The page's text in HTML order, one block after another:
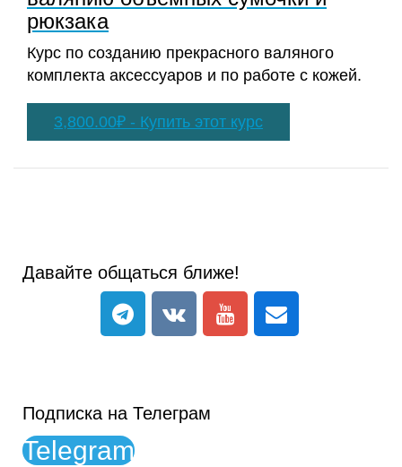
рюкзака
Курс по созданию прекрасного валяного
комплекта аксессуаров и по работе с кожей.
3,800.00₽ - Купить этот курс
Давайте общаться ближе!
Подписка на Телеграм
Telegram